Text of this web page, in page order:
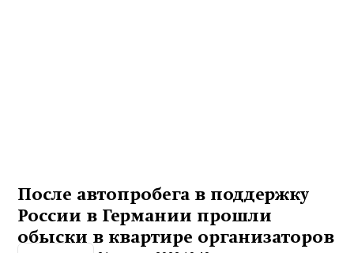
После автопробега в поддержку
России в Германии прошли
обыски в квартире организаторов